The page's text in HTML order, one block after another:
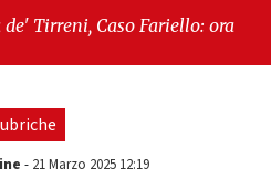
Caso Fariello: ora torniamo
- 21 Marzo 2025 12:19